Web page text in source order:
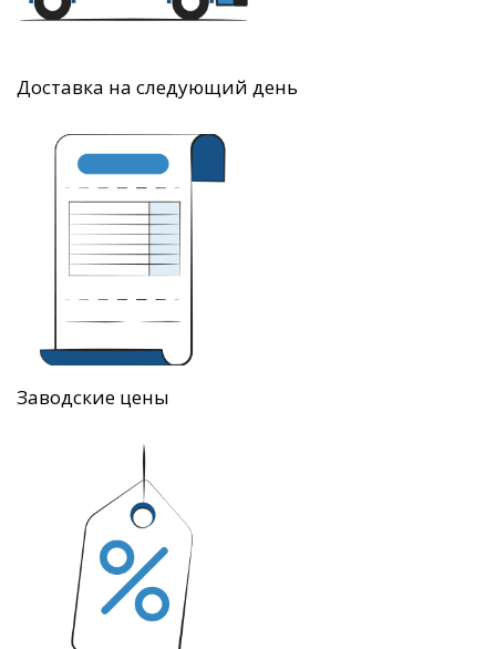
Доставка на следующий день
Заводские цены